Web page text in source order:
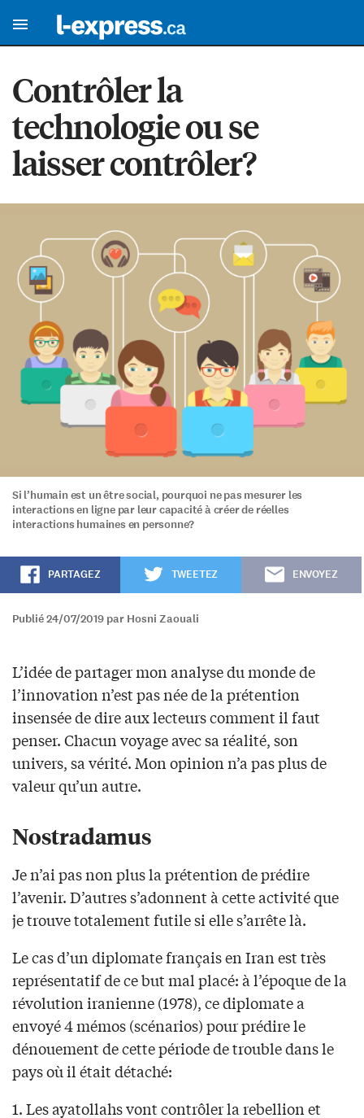
Contrôler la
technologie ou se
laisser contrôler?
Si l’humain est un être social, pourquoi ne pas mesurer les
interactions en ligne par leur capacité à créer de réelles
interactions humaines en personne?
PARTAGEZ TWEETEZ ENVOYEZ
Publié 24/07/2019 par Hosni Zaouali
L’idée de partager mon analyse du monde de
l’innovation n’est pas née de la prétention
insensée de dire aux lecteurs comment il faut
penser. Chacun voyage avec sa réalité, son
univers, sa vérité. Mon opinion n’a pas plus de
valeur qu’un autre.
Nostradamus
Je n’ai pas non plus la prétention de prédire
l’avenir. D’autres s’adonnent à cette activité que
je trouve totalement futile si elle s’arrête là.
Le cas d’un diplomate français en Iran est très
représentatif de ce but mal placé: à l’époque de la
révolution iranienne (1978), ce diplomate a
envoyé 4 mémos (scénarios) pour prédire le
dénouement de cette période de trouble dans le
pays où il était détaché:
1. Les ayatollahs vont contrôler la rebellion et